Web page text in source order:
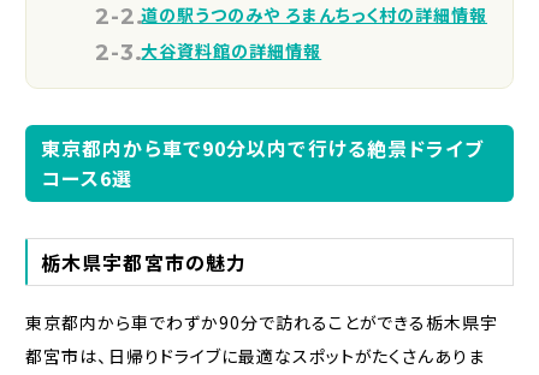
道の駅うつのみや ろまんちっく村の詳細情報
大谷資料館の詳細情報
東京都内から車で90分以内で行ける絶景ドライブ
コース6選
栃木県宇都宮市の魅力
東京都内から車でわずか90分で訪れることができる栃木県宇
都宮市は、日帰りドライブに最適なスポットがたくさんありま